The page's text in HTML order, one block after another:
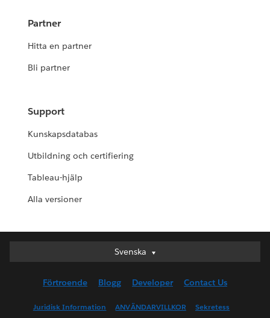
Partner
Hitta en partner
Bli partner
Support
Kunskapsdatabas
Utbildning och certifiering
Tableau-hjälp
Alla versioner
Svenska
Svenska
English (UK)
English (US)
Förtroende Blogg Developer Contact Us
Juridisk Information ANVÄNDARVILLKOR Sekretess